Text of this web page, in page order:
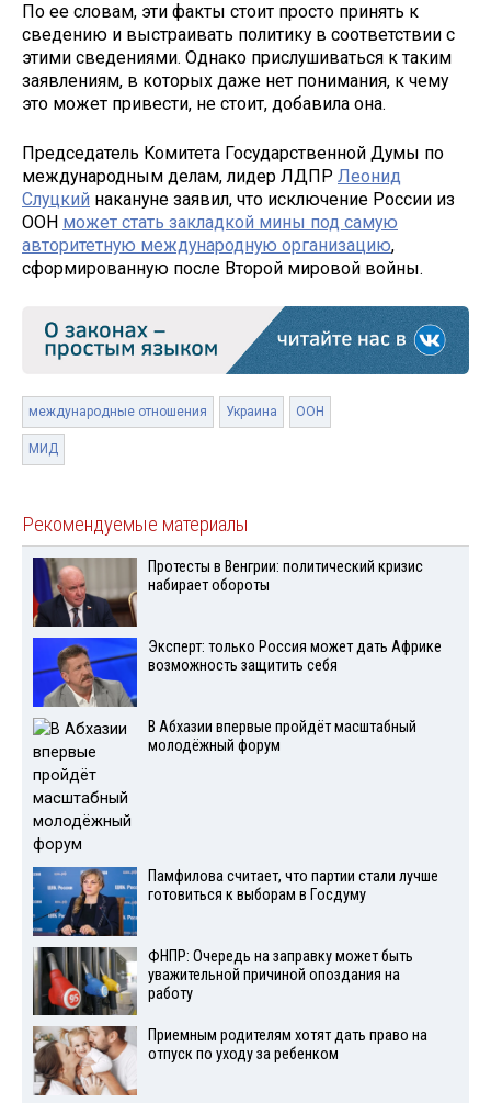
По ее словам, эти факты стоит просто принять к
сведению и выстраивать политику в соответствии с
этими сведениями. Однако прислушиваться к таким
заявлениям, в которых даже нет понимания, к чему
это может привести, не стоит, добавила она.
Председатель Комитета Государственной Думы по
международным делам, лидер ЛДПР Леонид
Слуцкий накануне заявил, что исключение России из
ООН может стать закладкой мины под самую
авторитетную международную организацию,
сформированную после Второй мировой войны.
международные отношения Украина ООН
МИД
Рекомендуемые материалы
Протесты в Венгрии: политический кризис
набирает обороты
Эксперт: только Россия может дать Африке
возможность защитить себя
В Абхазии впервые пройдёт масштабный
молодёжный форум
Памфилова считает, что партии стали лучше
готовиться к выборам в Госдуму
ФНПР: Очередь на заправку может быть
уважительной причиной опоздания на
работу
Приемным родителям хотят дать право на
отпуск по уходу за ребенком